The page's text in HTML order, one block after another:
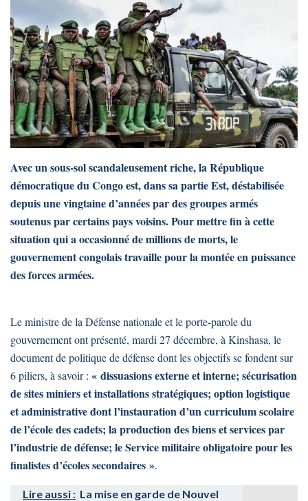
Avec un sous-sol scandaleusement riche, la République
démocratique du Congo est, dans sa partie Est, déstabilisée
depuis une vingtaine d’années par des groupes armés
soutenus par certains pays voisins. Pour mettre fin à cette
situation qui a occasionné de millions de morts, le
gouvernement congolais travaille pour la montée en puissance
des forces armées.
Le ministre de la Défense nationale et le porte-parole du
gouvernement ont présenté, mardi 27 décembre, à Kinshasa, le
document de politique de défense dont les objectifs se fondent sur
6 piliers, à savoir : « dissuasions externe et interne; sécurisation
de sites miniers et installations stratégiques; option logistique
et administrative dont l’instauration d’un curriculum scolaire
de l’école des cadets; la production des biens et services par
l’industrie de défense; le Service militaire obligatoire pour les
finalistes d’écoles secondaires ».
Lire aussi : La mise en garde de Nouvel